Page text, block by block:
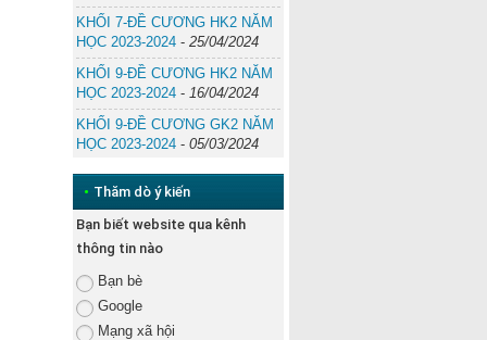
KHỐI 7-ĐỀ CƯƠNG HK2 NĂM
HỌC 2023-2024- 25/04/2024
KHỐI 9-ĐỀ CƯƠNG HK2 NĂM
HỌC 2023-2024- 16/04/2024
KHỐI 9-ĐỀ CƯƠNG GK2 NĂM
HỌC 2023-2024- 05/03/2024
• Thăm dò ý kiến
Bạn biết website qua kênh
thông tin nào
Bạn bè
Google
Mạng xã hội